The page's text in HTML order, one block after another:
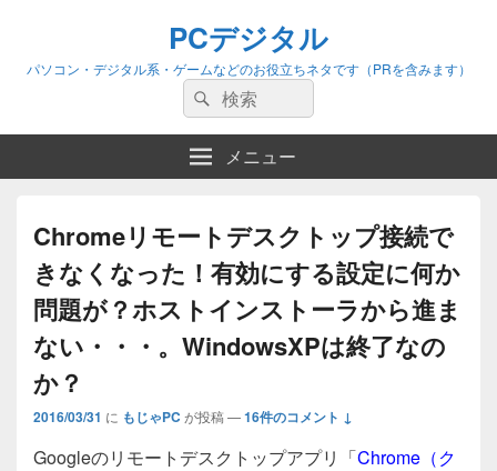
PCデジタル
パソコン・デジタル系・ゲームなどのお役立ちネタです（PRを含みます）
検
索:
検
索
メニュー
Chromeリモートデスクトップ接続で
きなくなった！有効にする設定に何か
問題が？ホストインストーラから進ま
ない・・・。WindowsXPは終了なの
か？
2016/03/31 に もじゃPC が投稿 —16件のコメント ↓
Googleのリモートデスクトップアプリ「Chrome（ク